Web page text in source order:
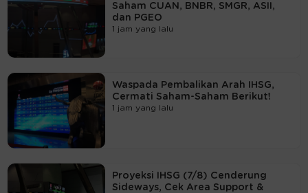
Saham CUAN, BNBR, SMGR, ASII,
dan PGEO
1 jam yang lalu
Waspada Pembalikan Arah IHSG,
Cermati Saham-Saham Berikut!
1 jam yang lalu
Proyeksi IHSG (7/8) Cenderung
Sideways, Cek Area Support &